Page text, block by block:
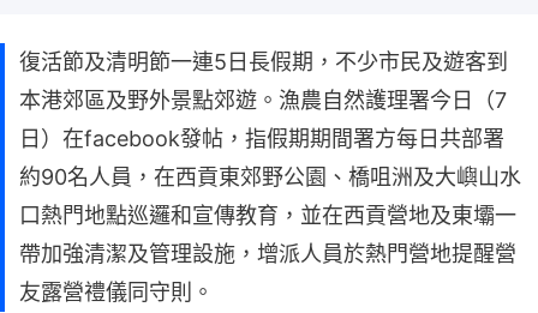
復活節及清明節一連5日長假期，不少市民及遊客到
本港郊區及野外景點郊遊。漁農自然護理署今日（7
日）在facebook發帖，指假期期間署方每日共部署
約90名人員，在西貢東郊野公園、橋咀洲及大嶼山水
口熱門地點巡邏和宣傳教育，並在西貢營地及東壩一
帶加強清潔及管理設施，增派人員於熱門營地提醒營
友露營禮儀同守則。